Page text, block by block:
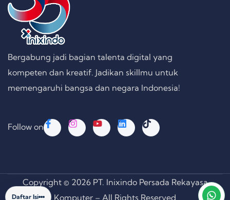
Daftar Isi
Bergabung jadi bagian talenta digital yang
kompeten dan kreatif. Jadikan skillmu untuk
memengaruhi bangsa dan negara Indonesia!
Follow on
Copyright © 2026 PT. Inixindo Persada Rekayasa
Komputer – All Rights Reserved